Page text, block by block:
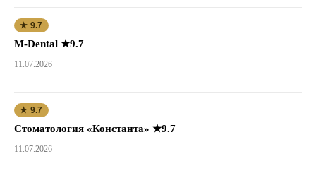
★ 9.7
M-Dental ★9.7
11.07.2026
★ 9.7
Стоматология «Константа» ★9.7
11.07.2026